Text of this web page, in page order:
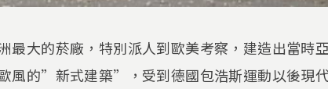
最大的菸廠，特別派人到歐美考察，建造出當時
風的”新式建築”，受到德國包浩斯運動以後現